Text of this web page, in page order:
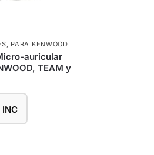
, PARA KENWOOD
auricular
TEAM y
INC